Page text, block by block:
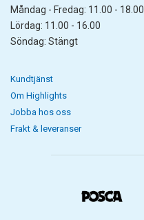
Måndag - Fredag: 11.00 - 18.00
Lördag: 11.00 - 16.00
Söndag: Stängt
Kundtjänst
Om Highlights
Jobba hos oss
Frakt & leveranser